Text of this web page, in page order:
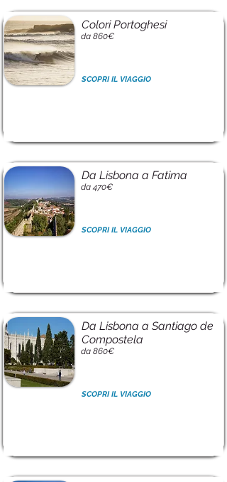
Colori Portoghesi
da 860€
SCOPRI IL VIAGGIO
Da Lisbona a Fatima
da 470€
SCOPRI IL VIAGGIO
Da Lisbona a Santiago de
Compostela
da 860€
SCOPRI IL VIAGGIO